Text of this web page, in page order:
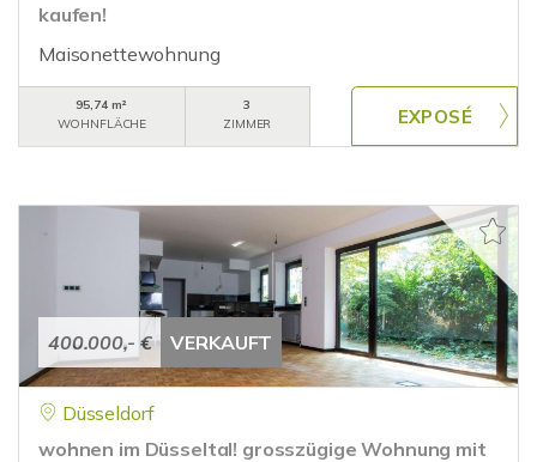
kaufen!
Maisonettewohnung
95,74 m²
WOHNFLÄCHE
3
ZIMMER
400.000,- € VERKAUFT
Düsseldorf
wohnen im Düsseltal! grosszügige Wohnung mit